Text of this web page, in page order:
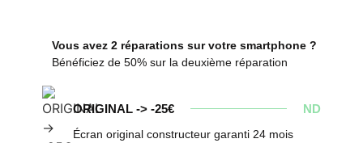
Vous avez 2 réparations sur votre smartphone ?
Bénéficiez de 50% sur la deuxième réparation
ORIGINAL -> -25€ ND
Écran original constructeur garanti 24 mois